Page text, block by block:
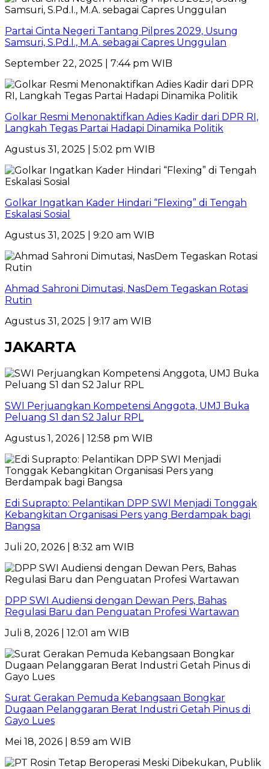
Partai Cinta Negeri Tantang Pilpres 2029, Usung
Samsuri, S.Pd.I., M.A. sebagai Capres Unggulan
September 22, 2025 | 7:44 pm WIB
Golkar Resmi Menonaktifkan Adies Kadir dari DPR RI,
Langkah Tegas Partai Hadapi Dinamika Politik
Agustus 31, 2025 | 5:02 pm WIB
Golkar Ingatkan Kader Hindari “Flexing” di Tengah
Eskalasi Sosial
Agustus 31, 2025 | 9:20 am WIB
Ahmad Sahroni Dimutasi, NasDem Tegaskan Rotasi
Rutin
Agustus 31, 2025 | 9:17 am WIB
JAKARTA
SWI Perjuangkan Kompetensi Anggota, UMJ Buka
Peluang S1 dan S2 Jalur RPL
Agustus 1, 2026 | 12:58 pm WIB
Edi Suprapto: Pelantikan DPP SWI Menjadi Tonggak
Kebangkitan Organisasi Pers yang Berdampak bagi
Bangsa
Juli 20, 2026 | 8:32 am WIB
DPP SWI Audiensi dengan Dewan Pers, Bahas
Regulasi Baru dan Penguatan Profesi Wartawan
Juli 8, 2026 | 12:01 am WIB
Surat Gerakan Pemuda Kebangsaan Bongkar
Dugaan Pelanggaran Berat Industri Getah Pinus di
Gayo Lues
Mei 18, 2026 | 8:59 am WIB